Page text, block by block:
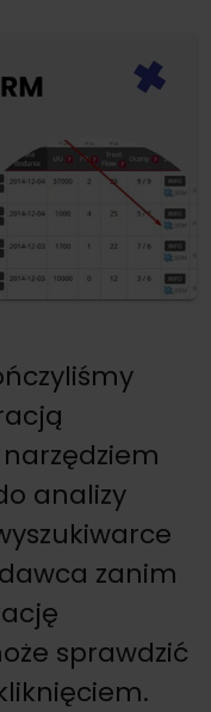
analizy
zanim
sprawdzić